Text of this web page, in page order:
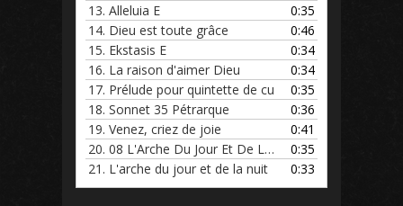
13. Alleluia E
0:35
14. Dieu est toute grâce
0:46
15. Ekstasis E
0:34
16. La raison d'aimer Dieu
0:34
17. Prélude pour quintette de cu
0:35
18. Sonnet 35 Pétrarque
0:36
19. Venez, criez de joie
0:41
20. 08 L'Arche Du Jour Et De La Nu
0:35
21. L'arche du jour et de la nuit 0:33